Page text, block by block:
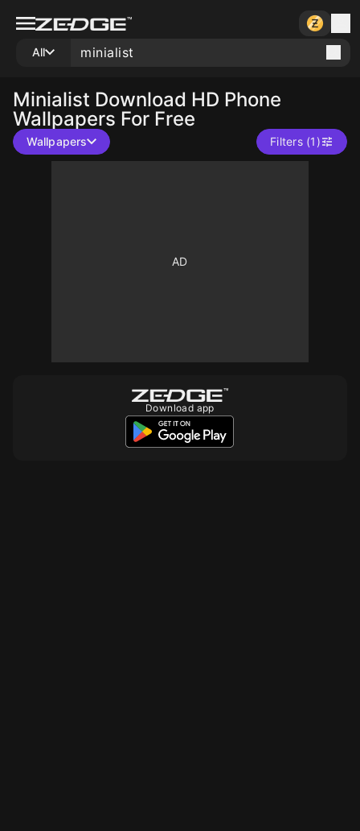
All
Minialist Download HD Phone
Wallpapers For Free
Wallpapers Filters (1)
10 10
Download app